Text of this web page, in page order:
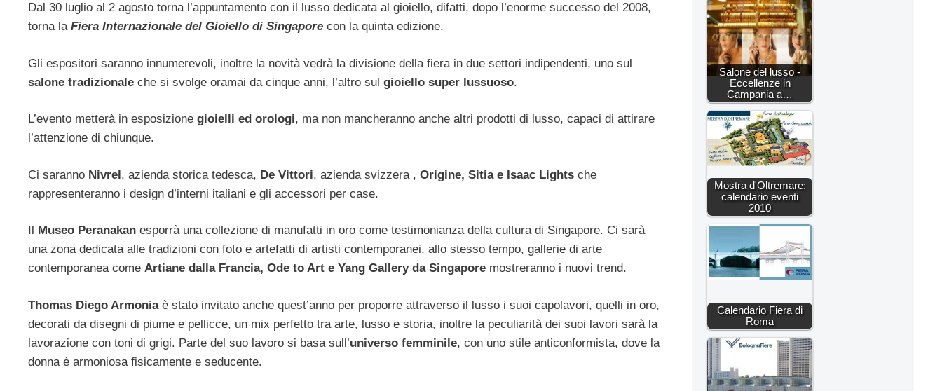
Dal 30 luglio al 2 agosto torna l’appuntamento con il lusso dedicata al gioiello, difatti, dopo l’enorme successo del 2008,
torna la Fiera Internazionale del Gioiello di Singapore con la quinta edizione.
Gli espositori saranno innumerevoli, inoltre la novità vedrà la divisione della fiera in due settori indipendenti, uno sul
salone tradizionale che si svolge oramai da cinque anni, l’altro sul gioiello super lussuoso.
L’evento metterà in esposizione gioielli ed orologi, ma non mancheranno anche altri prodotti di lusso, capaci di attirare
l’attenzione di chiunque.
Ci saranno Nivrel, azienda storica tedesca, De Vittori, azienda svizzera , Origine, Sitia e Isaac Lights che
rappresenteranno i design d’interni italiani e gli accessori per case.
Il Museo Peranakan esporrà una collezione di manufatti in oro come testimonianza della cultura di Singapore. Ci sarà
una zona dedicata alle tradizioni con foto e artefatti di artisti contemporanei, allo stesso tempo, gallerie di arte
contemporanea come Artiane dalla Francia, Ode to Art e Yang Gallery da Singapore mostreranno i nuovi trend.
Thomas Diego Armoniaè stato invitato anche quest’anno per proporre attraverso il lusso i suoi capolavori, quelli in oro,
decorati da disegni di piume e pellicce, un mix perfetto tra arte, lusso e storia, inoltre la peculiarità dei suoi lavori sarà la
lavorazione con toni di grigi. Parte del suo lavoro si basa sull’universo femminile, con uno stile anticonformista, dove la
donna è armoniosa fisicamente e seducente.
Salone del lusso -
Eccellenze in
Campania a…
Mostra d'Oltremare:
calendario eventi
2010
Calendario Fiera di
Roma